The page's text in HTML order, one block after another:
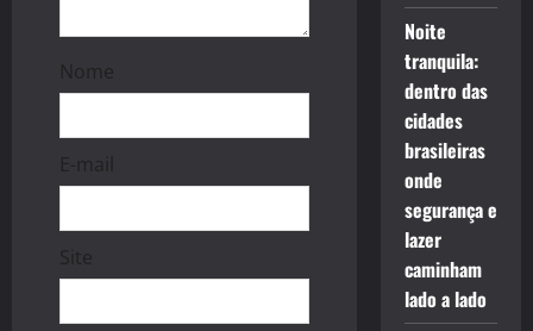
Nome
E-mail
Site
Noite
tranquila:
dentro das
cidades
brasileiras
onde
segurança e
lazer
caminham
lado a lado